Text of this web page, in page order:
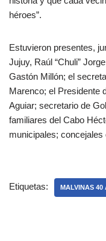
héroes”.
Estuvieron presentes,
Jujuy, Raúl “Chuli”
Gastón Millón; el
Marenco; el Presidente
Aguiar; secretario de
familiares del Cabo
municipales;
Etiquetas: MALVINAS 40